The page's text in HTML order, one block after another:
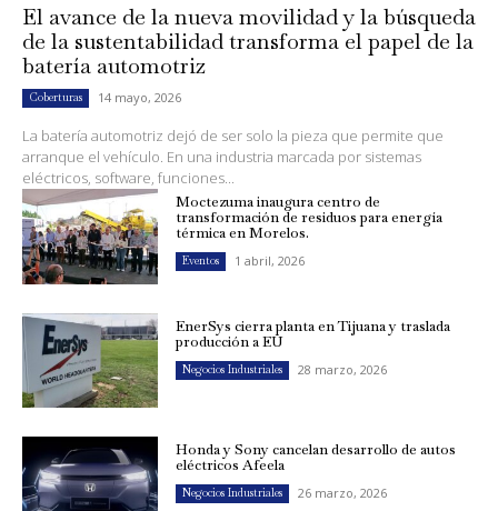
El avance de la nueva movilidad y la búsqueda
de la sustentabilidad transforma el papel de la
batería automotriz
Coberturas 14 mayo, 2026
La batería automotriz dejó de ser solo la pieza que permite que
arranque el vehículo. En una industria marcada por sistemas
eléctricos, software, funciones...
Moctezuma inaugura centro de
transformación de residuos para energía
térmica en Morelos.
Eventos 1 abril, 2026
EnerSys cierra planta en Tijuana y traslada
producción a EU
Negocios Industriales 28 marzo, 2026
Honda y Sony cancelan desarrollo de autos
eléctricos Afeela
Negocios Industriales 26 marzo, 2026